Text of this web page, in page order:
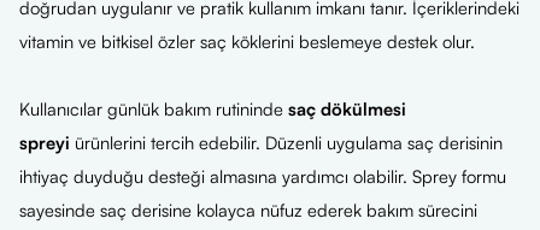
doğrudan uygulanır ve pratik kullanım imkanı tanır. İçeriklerindeki
vitamin ve bitkisel özler saç köklerini beslemeye destek olur.
Kullanıcılar günlük bakım rutininde saç dökülmesi
spreyi ürünlerini tercih edebilir. Düzenli uygulama saç derisinin
ihtiyaç duyduğu desteği almasına yardımcı olabilir. Sprey formu
sayesinde saç derisine kolayca nüfuz ederek bakım sürecini